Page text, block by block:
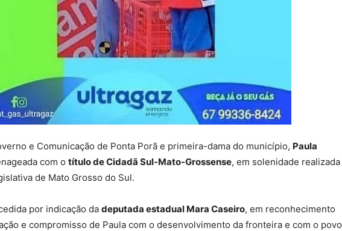
e Comunicação de Ponta Porã e primeira-dama do município, Paula
com o título de Cidadã Sul-Mato-Grossense, em solenidade realizada
de Mato Grosso do Sul.
por indicação da deputada estadual Mara Caseiro, em reconhecimento
e compromisso de Paula com o desenvolvimento da fronteira e com o povo